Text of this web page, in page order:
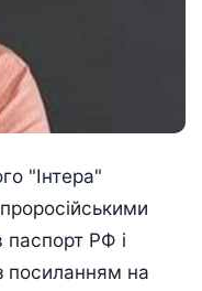
"Інтера"
паспорт РФ і
посиланням на